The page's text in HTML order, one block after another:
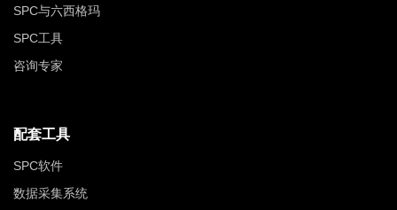
SPC与六西格玛
SPC工具
咨询专家
配套工具
SPC软件
数据采集系统